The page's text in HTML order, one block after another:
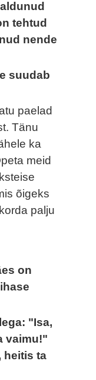
tehtud
nende
suudab
paelad
Tänu
ka
meid
õigeks
palju
on
"Isa,
vaimu!"
heitis ta